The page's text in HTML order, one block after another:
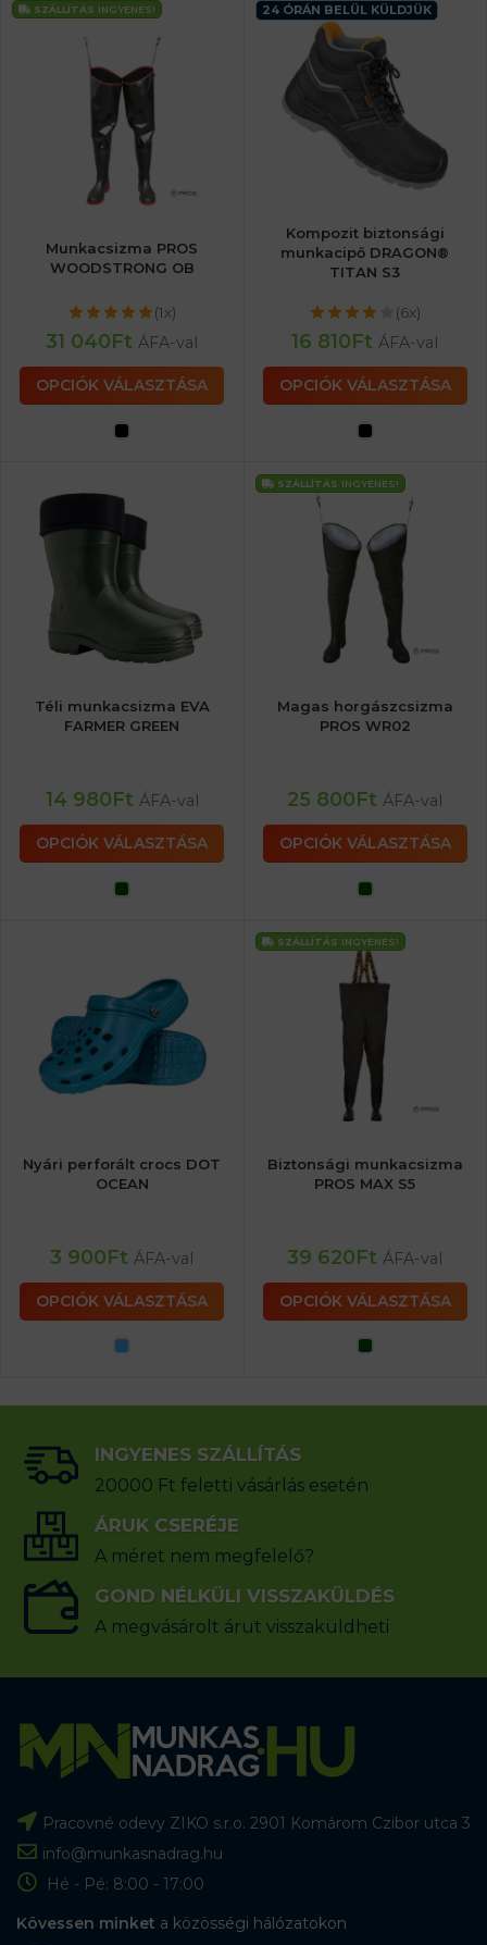
SZÁLLÍTÁS INGYENES!
Munkacsizma PROS
WOODSTRONG OB
(1x)
31 040Ft ÁFA-val
OPCIÓK VÁLASZTÁSA
24 ÓRÁN BELÜL KÜLDJÜK
Kompozit biztonsági
munkacipő DRAGON®
TITAN S3
(6x)
16 810Ft ÁFA-val
OPCIÓK VÁLASZTÁSA
Téli munkacsizma EVA
FARMER GREEN
14 980Ft ÁFA-val
OPCIÓK VÁLASZTÁSA
SZÁLLÍTÁS INGYENES!
Magas horgászcsizma
PROS WR02
25 800Ft ÁFA-val
OPCIÓK VÁLASZTÁSA
Nyári perforált crocs DOT
OCEAN
3 900Ft ÁFA-val
OPCIÓK VÁLASZTÁSA
SZÁLLÍTÁS INGYENES!
Biztonsági munkacsizma
PROS MAX S5
39 620Ft ÁFA-val
OPCIÓK VÁLASZTÁSA
INGYENES SZÁLLÍTÁS
20000 Ft feletti vásárlás esetén
ÁRUK CSERÉJE
A méret nem megfelelő?
GOND NÉLKÜLI VISSZAKÜLDÉS
A megvásárolt árut visszaküldheti
Pracovné odevy ZIKO s.r.o. 2901 Komárom Czibor utca 3
info@munkasnadrag.hu
Hé - Pé: 8:00 - 17:00
Kövessen minket a közösségi hálózatokon